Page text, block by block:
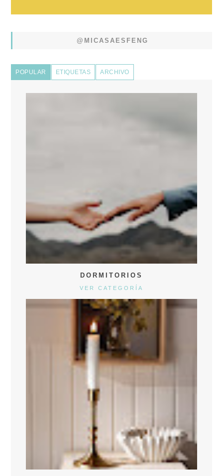
@MICASAESFENG
POPULAR ETIQUETAS ARCHIVO
DORMITORIOS
VER CATEGORÍA